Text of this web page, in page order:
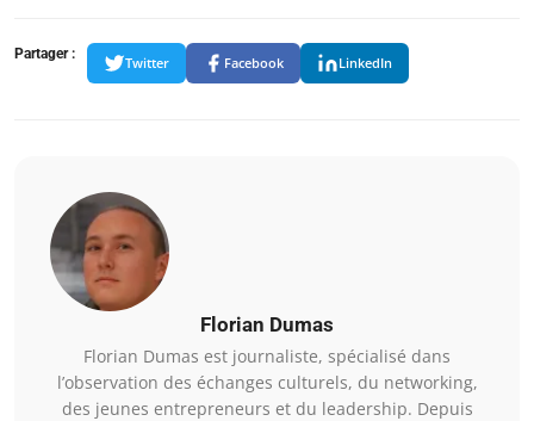
Partager :
Twitter Facebook LinkedIn
Florian Dumas
Florian Dumas est journaliste, spécialisé dans
l’observation des échanges culturels, du networking,
des jeunes entrepreneurs et du leadership. Depuis